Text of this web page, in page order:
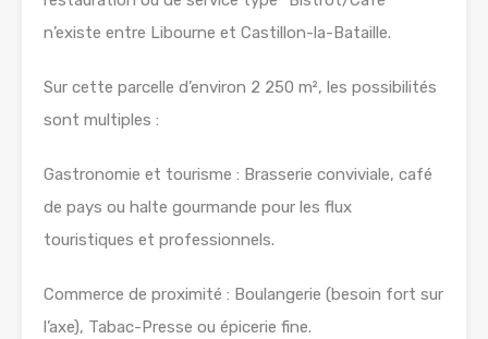
n’existe entre Libourne et Castillon-la-Bataille.
Sur cette parcelle d’environ 2 250 m², les possibilités
sont multiples :
Gastronomie et tourisme : Brasserie conviviale, café
de pays ou halte gourmande pour les flux
touristiques et professionnels.
Commerce de proximité : Boulangerie (besoin fort sur
l’axe), Tabac-Presse ou épicerie fine.